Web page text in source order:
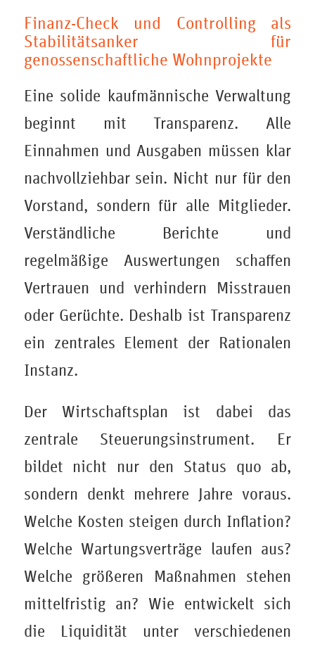
Finanz-Check und Controlling als
Stabilitätsanker für
genossenschaftliche Wohnprojekte
Eine solide kaufmännische Verwaltung
beginnt mit Transparenz. Alle
Einnahmen und Ausgaben müssen klar
nachvollziehbar sein. Nicht nur für den
Vorstand, sondern für alle Mitglieder.
Verständliche Berichte und
regelmäßige Auswertungen schaffen
Vertrauen und verhindern Misstrauen
oder Gerüchte. Deshalb ist Transparenz
ein zentrales Element der Rationalen
Instanz.
Der Wirtschaftsplan ist dabei das
zentrale Steuerungsinstrument. Er
bildet nicht nur den Status quo ab,
sondern denkt mehrere Jahre voraus.
Welche Kosten steigen durch Inflation?
Welche Wartungsverträge laufen aus?
Welche größeren Maßnahmen stehen
mittelfristig an? Wie entwickelt sich
die Liquidität unter verschiedenen